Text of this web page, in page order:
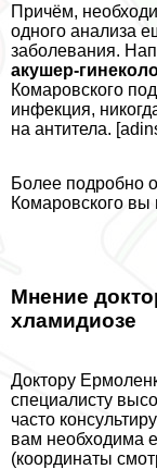
Причём,
одного анализа
заболевания.
акушер-
Комаровского
инфекция,
на антитела.
Более подробно
Комаровского вы
Мнение
xлaмидиозе
Доктору
специалисту
часто
вам необходима
(координаты